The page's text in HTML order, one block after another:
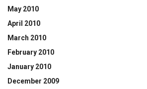
May 2010
April 2010
March 2010
February 2010
January 2010
December 2009